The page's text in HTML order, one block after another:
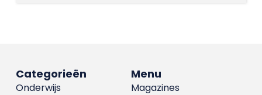
Menu
Magazines
Categorieën
Onderwijs